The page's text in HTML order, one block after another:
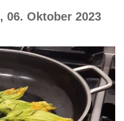
06. Oktober 2023